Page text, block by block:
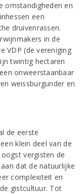
omstandigheden en
een
druivenrassen.
in de
VDP (de vereniging
twintig hectaren
onweerstaanbaar
weissburgunder en
de eerste
klein deel van de
vergisten de
dat de natuurlijke
complexiteit en
gistcultuur. Tot